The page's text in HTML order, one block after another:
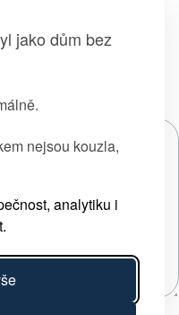
jako dům bez
nejsou kouzla,
analytiku i